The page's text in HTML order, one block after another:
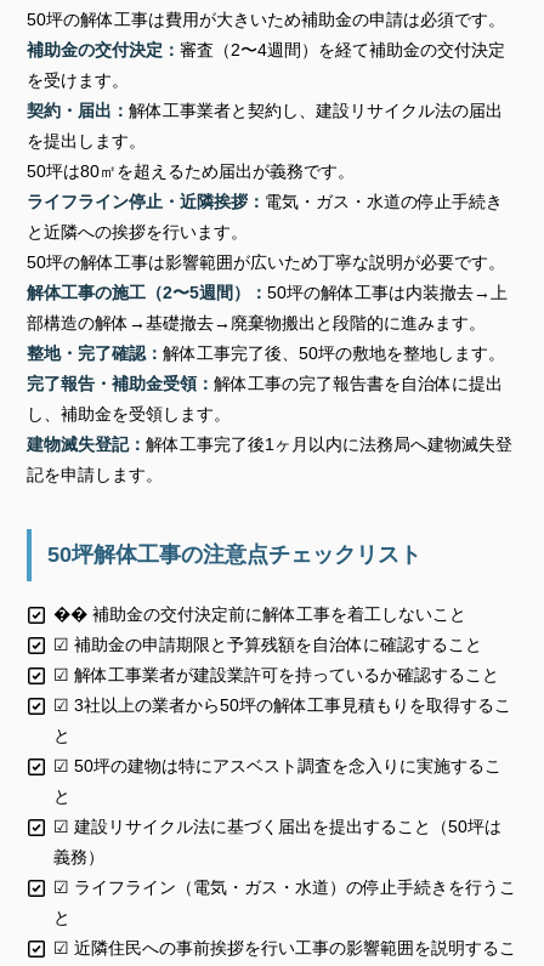
50坪の解体工事は費用が大きいため補助金の申請は必須です。
補助金の交付決定：審査（2〜4週間）を経て補助金の交付決定
を受けます。
契約・届出：解体工事業者と契約し、建設リサイクル法の届出
を提出します。
50坪は80㎡を超えるため届出が義務です。
ライフライン停止・近隣挨拶： 電気・ガス・水道の停止手続き
と近隣への挨拶を行います。
50坪の解体工事は影響範囲が広いため丁寧な説明が必要です。
解体工事の施工（2〜5週間）：50坪の解体工事は内装撤去→上
部構造の解体→基礎撤去→廃棄物搬出と段階的に進みます。
整地・完了確認：解体工事完了後、50坪の敷地を整地します。
完了報告・補助金受領：解体工事の完了報告書を自治体に提出
し、補助金を受領します。
建物滅失登記：解体工事完了後1ヶ月以内に法務局へ建物滅失登
記を申請します。
50坪解体工事の注意点チェックリスト
�� 補助金の交付決定前に解体工事を着工しないこと
☑ 補助金の申請期限と予算残額を自治体に確認すること
☑ 解体工事業者が建設業許可を持っているか確認すること
☑ 3社以上の業者から50坪の解体工事見積もりを取得するこ
と
☑ 50坪の建物は特にアスベスト調査を念入りに実施するこ
と
☑ 建設リサイクル法に基づく届出を提出すること（50坪は
義務）
☑ ライフライン（電気・ガス・水道）の停止手続きを行うこ
と
☑ 近隣住民への事前挨拶を行い工事の影響範囲を説明するこ